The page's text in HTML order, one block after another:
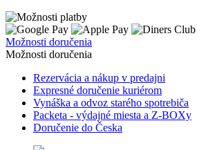
Možnosti doručenia
Možnosti doručenia
Rezervácia a nákup v predajni
Expresné doručenie kuriérom
Vynáška a odvoz starého spotrebiča
Packeta - výdajné miesta a Z-BOXy
Doručenie do Česka